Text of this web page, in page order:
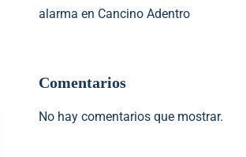
alarma en Cancino Adentro
Comentarios
No hay comentarios que mostrar.